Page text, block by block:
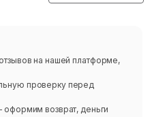
на нашей платформе,
проверку перед
оформим возврат, деньги